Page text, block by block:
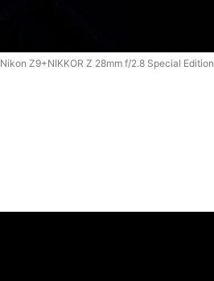
Nikon Z9+NIKKOR Z 28mm f/2.8 Special Edition